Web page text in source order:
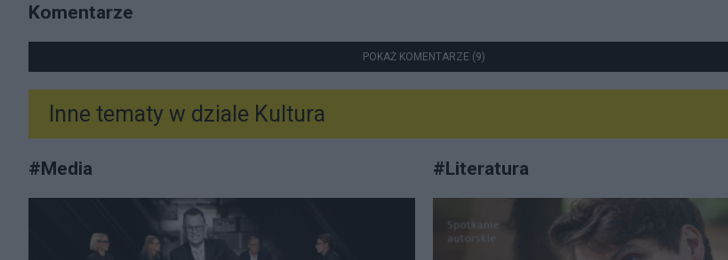
Komentarze
POKAŻ KOMENTARZE (9)
Inne tematy w dziale Kultura
#Media #Literatura